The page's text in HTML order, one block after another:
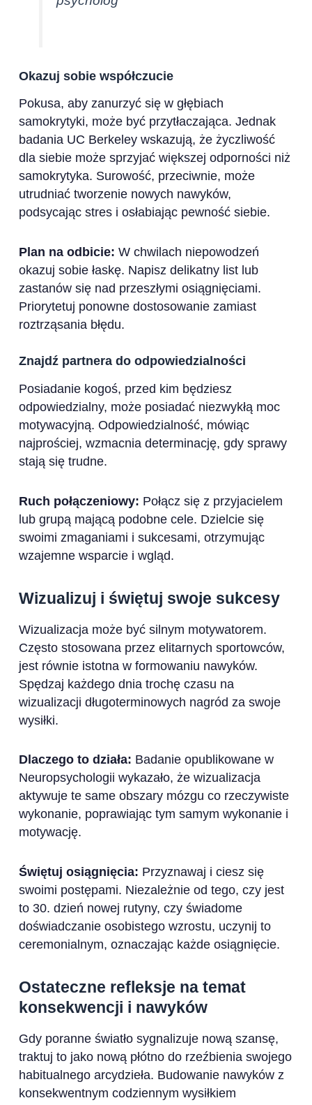
Okazuj sobie współczucie
Pokusa, aby zanurzyć się w głębiach
samokrytyki, może być przytłaczająca. Jednak
badania UC Berkeley wskazują, że życzliwość
dla siebie może sprzyjać większej odporności niż
samokrytyka. Surowość, przeciwnie, może
utrudniać tworzenie nowych nawyków,
podsycając stres i osłabiając pewność siebie.
Plan na odbicie: W chwilach niepowodzeń
okazuj sobie łaskę. Napisz delikatny list lub
zastanów się nad przeszłymi osiągnięciami.
Priorytetuj ponowne dostosowanie zamiast
roztrząsania błędu.
Znajdź partnera do odpowiedzialności
Posiadanie kogoś, przed kim będziesz
odpowiedzialny, może posiadać niezwykłą moc
motywacyjną. Odpowiedzialność, mówiąc
najprościej, wzmacnia determinację, gdy sprawy
stają się trudne.
Ruch połączeniowy: Połącz się z przyjacielem
lub grupą mającą podobne cele. Dzielcie się
swoimi zmaganiami i sukcesami, otrzymując
wzajemne wsparcie i wgląd.
Wizualizuj i świętuj swoje sukcesy
Wizualizacja może być silnym motywatorem.
Często stosowana przez elitarnych sportowców,
jest równie istotna w formowaniu nawyków.
Spędzaj każdego dnia trochę czasu na
wizualizacji długoterminowych nagród za swoje
wysiłki.
Dlaczego to działa: Badanie opublikowane w
Neuropsychologii wykazało, że wizualizacja
aktywuje te same obszary mózgu co rzeczywiste
wykonanie, poprawiając tym samym wykonanie i
motywację.
Świętuj osiągnięcia: Przyznawaj i ciesz się
swoimi postępami. Niezależnie od tego, czy jest
to 30. dzień nowej rutyny, czy świadome
doświadczanie osobistego wzrostu, uczynij to
ceremonialnym, oznaczając każde osiągnięcie.
Ostateczne refleksje na temat
konsekwencji i nawyków
Gdy poranne światło sygnalizuje nową szansę,
traktuj to jako nową płótno do rzeźbienia swojego
habitualnego arcydzieła. Budowanie nawyków z
konsekwentnym codziennym wysiłkiem